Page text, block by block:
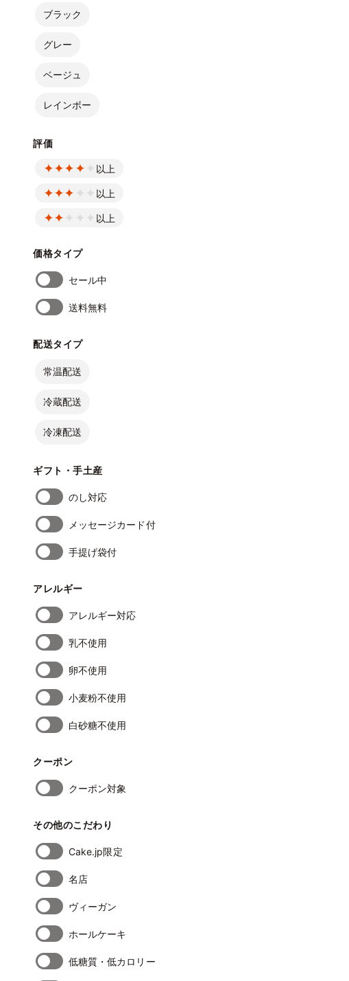
ブラック
グレー
ベージュ
レインボー
評価
以上
以上
以上
価格タイプ
セール中
送料無料
配送タイプ
常温配送
冷蔵配送
冷凍配送
ギフト・手土産
のし対応
メッセージカード付
手提げ袋付
アレルギー
アレルギー対応
乳不使用
卵不使用
小麦粉不使用
白砂糖不使用
クーポン
クーポン対象
その他のこだわり
Cake.jp限定
名店
ヴィーガン
ホールケーキ
低糖質・低カロリー